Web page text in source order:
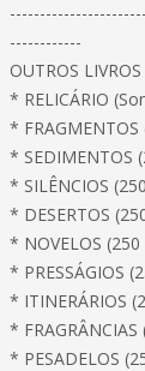
------------
OUTROS
* RELICÁRIO
*
* SEDIMENTOS
* SILÊNCIOS
* DESERTOS
* NOVELOS
* PRESSÁGIOS
* ITINERÁRIOS
*
* PESADELOS